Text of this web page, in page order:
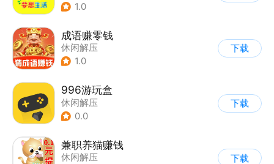
1.0
成语赚零钱
休闲解压
1.0
下载
996游玩盒
休闲解压
0.0
下载
兼职养猫赚钱
休闲解压
下载